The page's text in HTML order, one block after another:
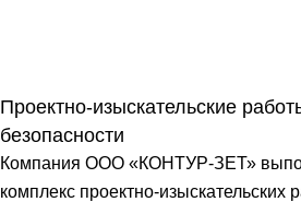
Проектно-изыскательские
безопасности
Компания ООО «КОНТУР-ЗЕТ»
комплекс проектно-изыскательских